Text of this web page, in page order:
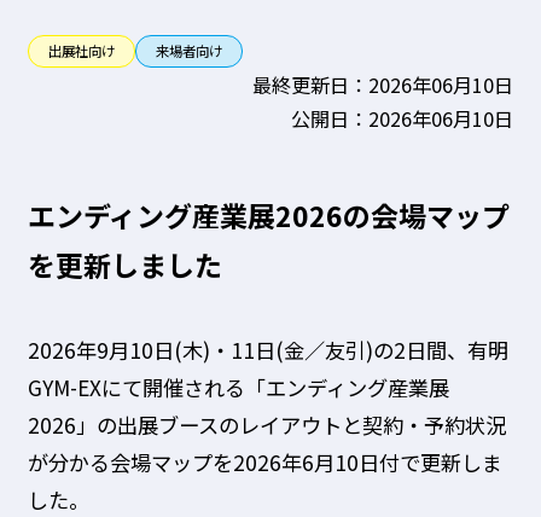
出展社向け 来場者向け
最終更新日：2026年06月10日
公開日：2026年06月10日
エンディング産業展2026の会場マップ
を更新しました
2026年9月10日(木)・11日(金／友引)の2日間、有明
GYM-EXにて開催される「エンディング産業展
2026」の出展ブースのレイアウトと契約・予約状況
が分かる会場マップを2026年6月10日付で更新しま
した。